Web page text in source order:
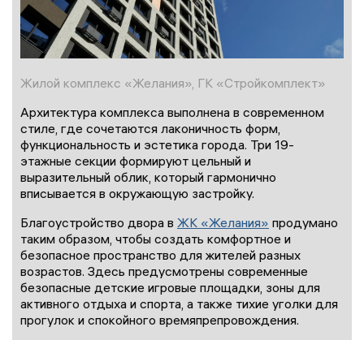
Жилой комплекс «Желания», ГК «Стройкомплект»
Архитектура комплекса выполнена в современном
стиле, где сочетаются лаконичность форм,
функциональность и эстетика города. Три 19-
этажные секции формируют цельный и
выразительный облик, который гармонично
вписывается в окружающую застройку.
Благоустройство двора в ЖК «Желания» продумано
таким образом, чтобы создать комфортное и
безопасное пространство для жителей разных
возрастов. Здесь предусмотрены современные
безопасные детские игровые площадки, зоны для
активного отдыха и спорта, а также тихие уголки для
прогулок и спокойного времяпрепровождения.